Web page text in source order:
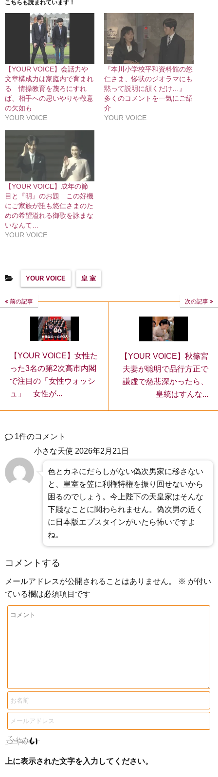
こちらも読まれています！
【YOUR VOICE】会話力や
文章構成力は家庭内で育まれ
る 情操教育を蔑ろにすれ
ば、相手への思いやりや敬意
の欠如も
YOUR VOICE
『本川小学校平和資料館の悠
仁さま、惨状のジオラマにも
黙って説明に頷くだけ…』
多くのコメントを一気にご紹
介
YOUR VOICE
【YOUR VOICE】成年の節
目と『明』のお題 この好機
にご家族が誰も悠仁さまのた
めの希望溢れる御歌を詠まな
いなんて…
YOUR VOICE
YOUR VOICE 皇 室
前の記事
【YOUR VOICE】女性た
った3名の第2次高市内閣
で注目の「女性ウォッシ
ュ」 女性が...
次の記事
【YOUR VOICE】秋篠宮
夫妻が聡明で品行方正で
謙虚で慈悲深かったら、
皇統はすんな...
1件のコメント
小さな天使 2026年2月21日
色とカネにだらしがない偽次男家に移さない
と、皇室を笠に利権特権を振り回せないから
困るのでしょう。今上陛下の天皇家はそんな
下賤なことに関わられません。偽次男の近く
に日本版エプスタインがいたら怖いですよ
ね。
コメントする
メールアドレスが公開されることはありません。 ※ が付い
ている欄は必須項目です
上に表示された文字を入力してください。